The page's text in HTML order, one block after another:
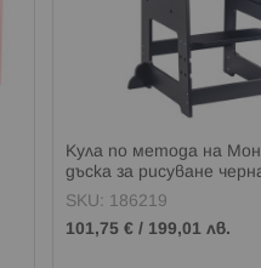
Кула по метода на
дъска за рисуване
SKU: 186219
101,75 € / 199,01 лв.